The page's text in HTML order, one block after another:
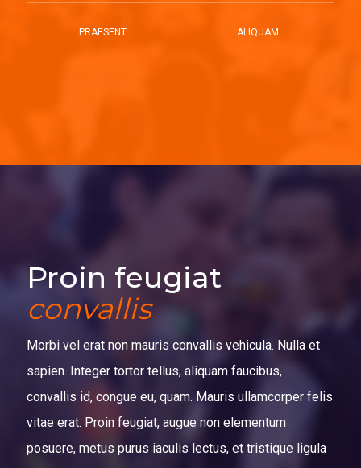
PRAESENT ALIQUAM
Proin feugiat
convallis
Morbi vel erat non mauris convallis vehicula. Nulla et
sapien. Integer tortor tellus, aliquam faucibus,
convallis id, congue eu, quam. Mauris ullamcorper felis
vitae erat. Proin feugiat, augue non elementum
posuere, metus purus iaculis lectus, et tristique ligula